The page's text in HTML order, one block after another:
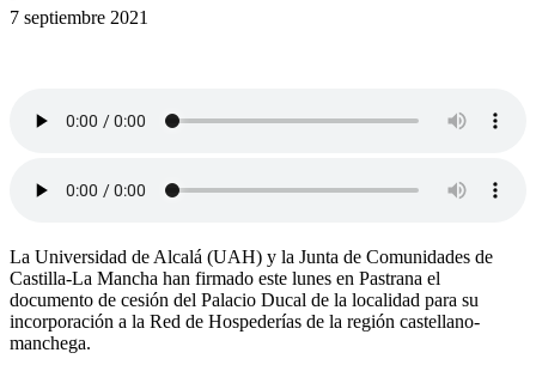
7 septiembre 2021
La Universidad de Alcalá (UAH) y la Junta de Comunidades de
Castilla-La Mancha han firmado este lunes en Pastrana el
documento de cesión del Palacio Ducal de la localidad para su
incorporación a la Red de Hospederías de la región castellano-
manchega.